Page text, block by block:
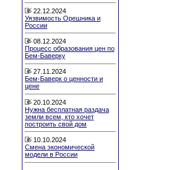
22.12.2024
Уязвимость Орешника и
России
08.12.2024
Процесс образования цен по
Бем-Баверку
27.11.2024
Бем-Баверк о ценности и
цене
20.10.2024
Нужна бесплатная раздача
земли всем, кто хочет
построить свой дом
10.10.2024
Смена экономической
модели в России